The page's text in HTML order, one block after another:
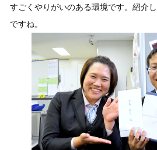
すごくやりがいのある環境です。紹介
ですね。